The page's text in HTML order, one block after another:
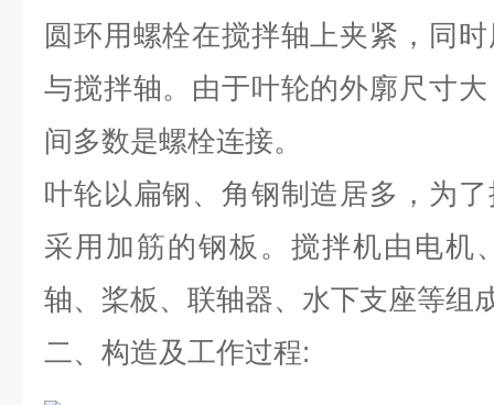
圆环用螺栓在搅拌轴上夹紧，同
与搅拌轴。由于叶轮的外廓尺寸
间多数是螺栓连接。
叶轮以扁钢、角钢制造居多，为
采用加筋的钢板。 搅拌机由电机
轴、桨板、联轴器、水下支座等组
二、 构造及工作过程: